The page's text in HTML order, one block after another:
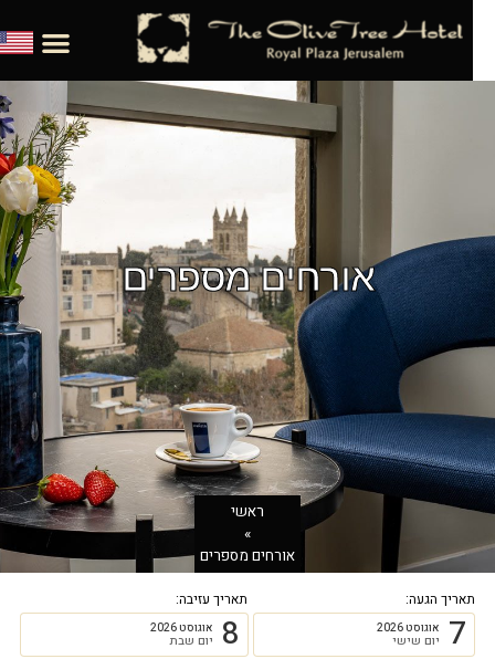
אורחים מספרים
ראשי
אורחים מספרים
תאריך הגעה:
7 אוגוסט 2026
יום שישי
תאריך עזיבה:
8 אוגוסט 2026
יום שבת